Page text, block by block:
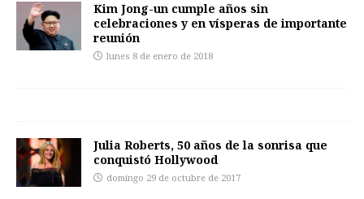
Kim Jong-un cumple años sin
celebraciones y en vísperas de importante
reunión
lunes 8 de enero de 2018
Julia Roberts, 50 años de la sonrisa que
conquistó Hollywood
domingo 29 de octubre de 2017